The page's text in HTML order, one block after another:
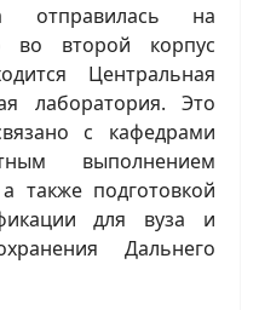
отправилась на
во второй корпус
Центральная
лаборатория. Это
с кафедрами
выполнением
также подготовкой
для вуза и
Дальнего